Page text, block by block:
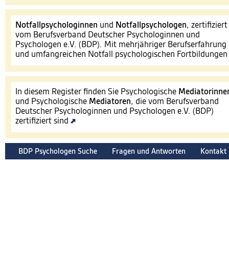
Notfallpsychologinnen und Notfallpsychologen, zertifiziert
vom Berufsverband Deutscher Psychologinnen und
Psychologen e.V. (BDP). Mit mehrjähriger Berufserfahrung
und umfangreichen Notfall psychologischen Fortbildungen
In diesem Register finden Sie Psychologische
und Psychologische Mediatoren, die vom Berufsverband
Deutscher Psychologinnen und Psychologen e.V. (BDP)
zertifiziert sind
BDP Psychologen Suche Fragen und Antworten Kontakt